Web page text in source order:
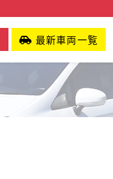
最新車両一覧